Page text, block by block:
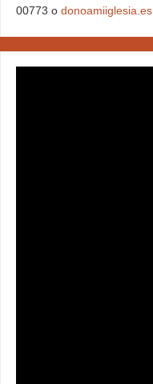
00773 o donoamiiglesia.es